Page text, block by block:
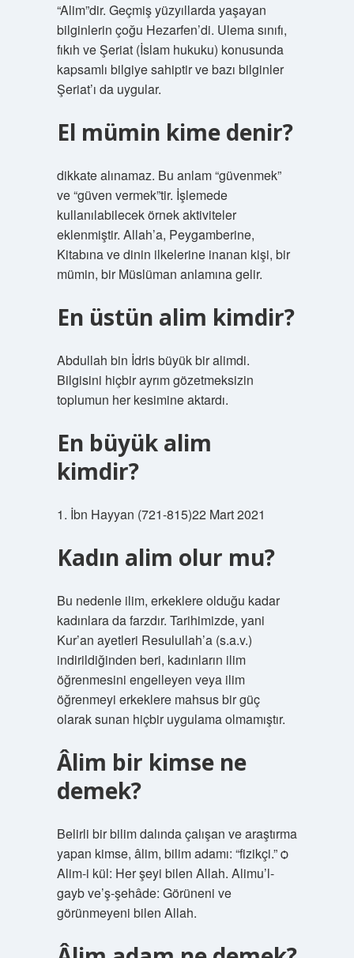
“Alim”dir. Geçmiş yüzyıllarda yaşayan
bilginlerin çoğu Hezarfen’di. Ulema sınıfı,
fıkıh ve Şeriat (İslam hukuku) konusunda
kapsamlı bilgiye sahiptir ve bazı bilginler
Şeriat’ı da uygular.
El mümin kime denir?
dikkate alınamaz. Bu anlam “güvenmek”
ve “güven vermek”tir. İşlemede
kullanılabilecek örnek aktiviteler
eklenmiştir. Allah’a, Peygamberine,
Kitabına ve dinin ilkelerine inanan kişi, bir
mümin, bir Müslüman anlamına gelir.
En üstün alim kimdir?
Abdullah bin İdris büyük bir alimdi.
Bilgisini hiçbir ayrım gözetmeksizin
toplumun her kesimine aktardı.
En büyük alim
kimdir?
1. İbn Hayyan (721-815)22 Mart 2021
Kadın alim olur mu?
Bu nedenle ilim, erkeklere olduğu kadar
kadınlara da farzdır. Tarihimizde, yani
Kur’an ayetleri Resulullah’a (s.a.v.)
indirildiğinden beri, kadınların ilim
öğrenmesini engelleyen veya ilim
öğrenmeyi erkeklere mahsus bir güç
olarak sunan hiçbir uygulama olmamıştır.
Âlim bir kimse ne
demek?
Belirli bir bilim dalında çalışan ve araştırma
yapan kimse, âlim, bilim adamı: “fizikçi.” ѻ
Alim-i kül: Her şeyi bilen Allah. Alimu’l-
gayb ve’ş-şehâde: Görüneni ve
görünmeyeni bilen Allah.